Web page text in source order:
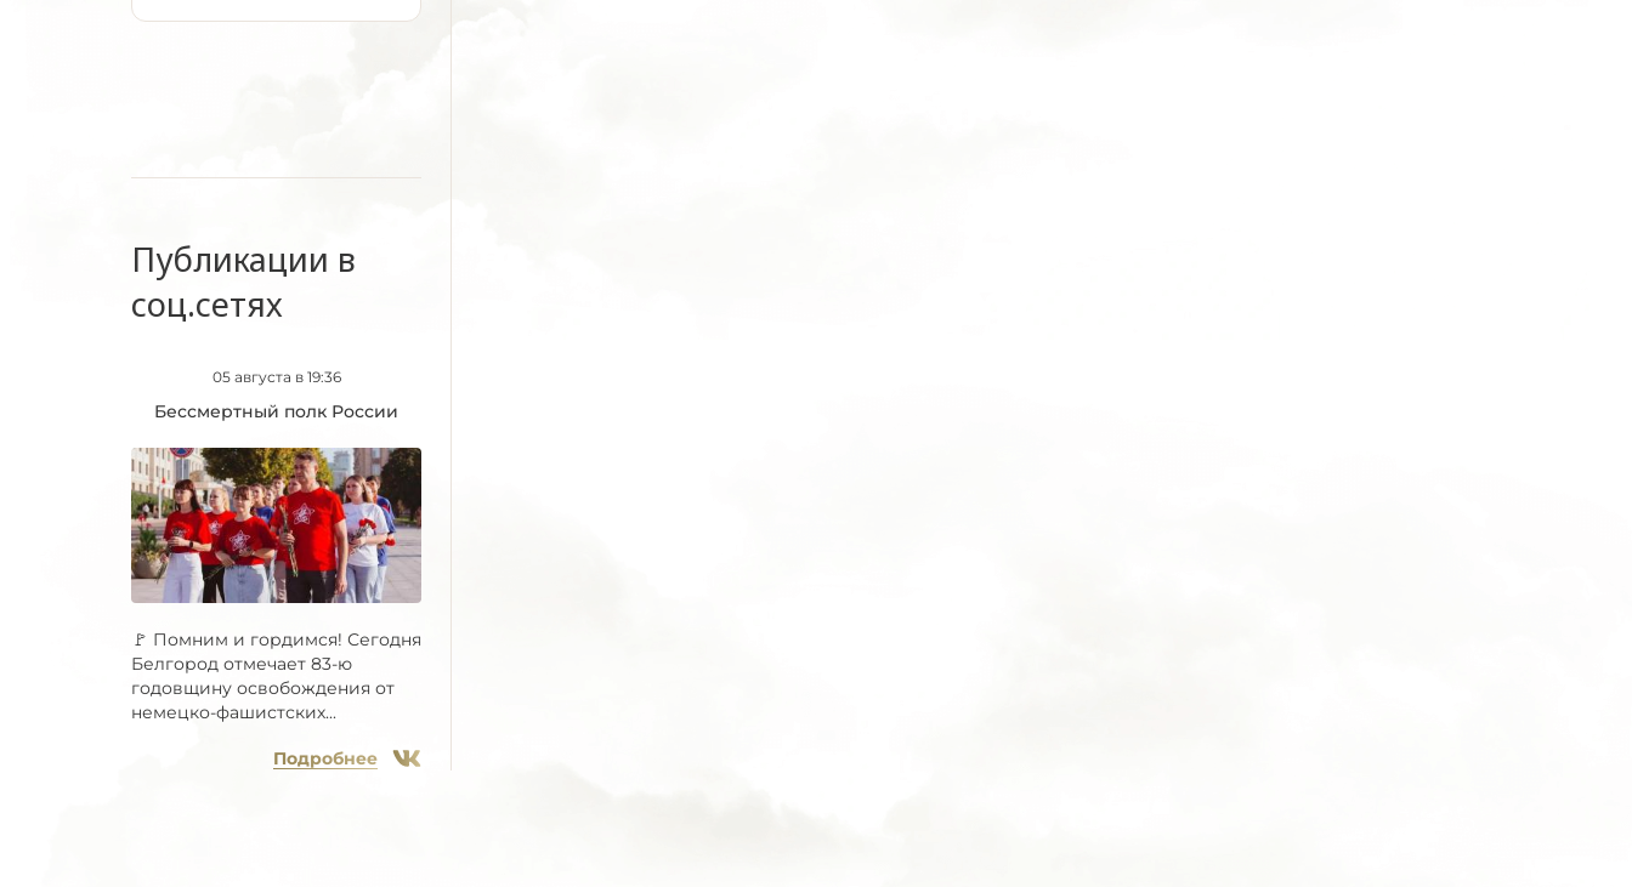
Публикации в
соц.сетях
05 августа в 19:36
Бессмертный полк России
🚩 Помним и гордимся! Сегодня
Белгород отмечает 83-ю
годовщину освобождения от
немецко-фашистских...
Подробнее